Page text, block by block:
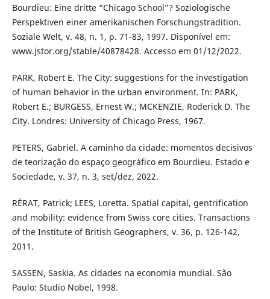
Bourdieu: Eine dritte “Chicago School”? Soziologische
Perspektiven einer amerikanischen Forschungstradition.
Soziale Welt, v. 48, n. 1, p. 71-83, 1997. Disponível em:
www.jstor.org/stable/40878428. Accesso em 01/12/2022.
PARK, Robert E. The City: suggestions for the investigation
of human behavior in the urban environment. In: PARK,
Robert E.; BURGESS, Ernest W.; MCKENZIE, Roderick D. The
City. Londres: University of Chicago Press, 1967.
PETERS, Gabriel. A caminho da cidade: momentos decisivos
de teorização do espaço geográfico em Bourdieu. Estado e
Sociedade, v. 37, n. 3, set/dez, 2022.
RÉRAT, Patrick; LEES, Loretta. Spatial capital, gentrification
and mobility: evidence from Swiss core cities. Transactions
of the Institute of British Geographers, v. 36, p. 126-142,
2011.
SASSEN, Saskia. As cidades na economia mundial. São
Paulo: Studio Nobel, 1998.